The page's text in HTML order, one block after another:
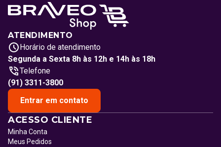
ATENDIMENTO
Horário de atendimento
Segunda a Sexta 8h às 12h e 14h às 18h
Telefone
(91) 3311-3800
Entrar em contato
ACESSO CLIENTE
Minha Conta
Meus Pedidos